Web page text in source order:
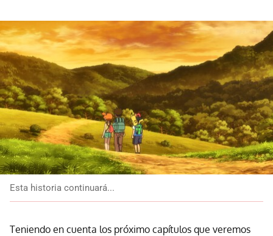
Esta historia continuará...
Teniendo en cuenta los próximo capítulos que veremos